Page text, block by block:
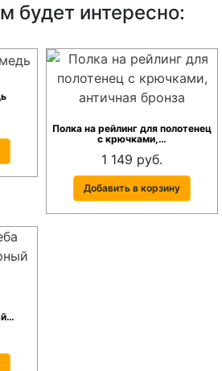
будет интересно:
Полка на рейлинг для полотенец
с крючками,…
1 149 руб.
Добавить в корзину